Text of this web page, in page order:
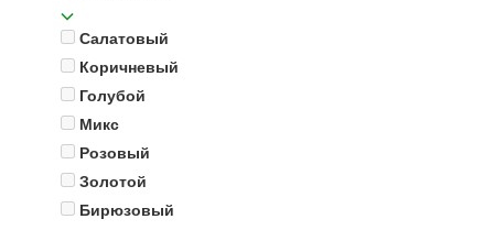
Салатовый
Коричневый
Голубой
Микс
Розовый
Золотой
Бирюзовый